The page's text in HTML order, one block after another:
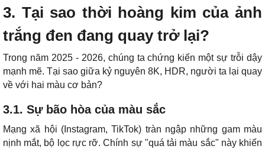
3. Tại sao thời hoàng kim của ảnh
trắng đen đang quay trở lại?
Trong năm 2025 - 2026, chúng ta chứng kiến một sự trỗi dậy
mạnh mẽ. Tại sao giữa kỷ nguyên 8K, HDR, người ta lại quay
về với hai màu cơ bản?
3.1. Sự bão hòa của màu sắc
Mạng xã hội (Instagram, TikTok) tràn ngập những gam màu
nịnh mắt, bộ lọc rực rỡ. Chính sự "quá tải màu sắc" này khiến